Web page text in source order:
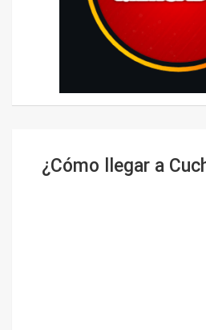
¿Cómo llegar a